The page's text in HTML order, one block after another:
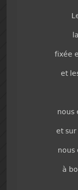
fixée
et
nous
et sur
nous
à